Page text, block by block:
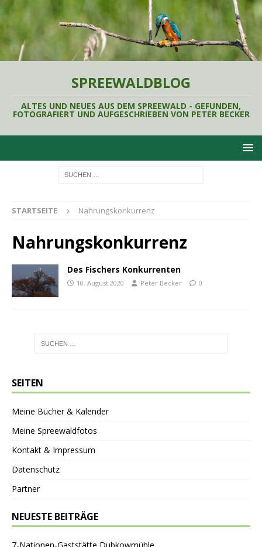
SPREEWALDBLOG
ALTES UND NEUES AUS DEM SPREEWALD - GEFUNDEN,
FOTOGRAFIERT UND AUFGESCHRIEBEN VON PETER BECKER
STARTSEITE Nahrungskonkurrenz
Nahrungskonkurrenz
Des Fischers Konkurrenten
10. August 2020 Peter Becker 0
SEITEN
Meine Bücher & Kalender
Meine Spreewaldfotos
Kontakt & Impressum
Datenschutz
Partner
NEUESTE BEITRÄGE